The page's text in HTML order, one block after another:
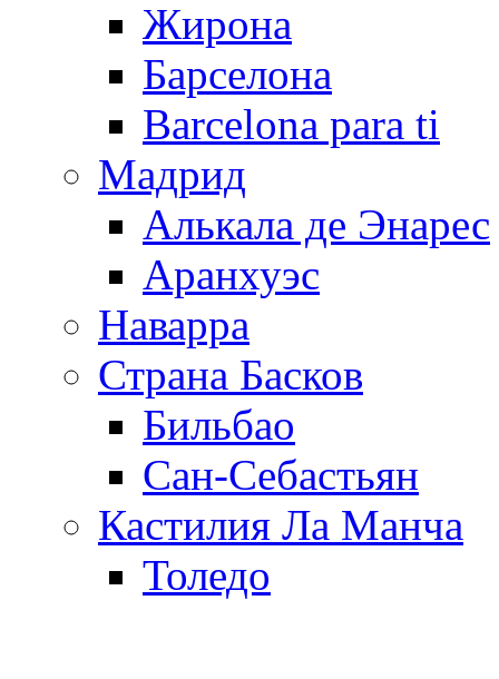
Жирона
Барселона
Barcelona para ti
Мадрид
Алькала де Энарес
Аранхуэс
Наварра
Страна Басков
Бильбао
Сан-Себастьян
Кастилия Ла Манча
Толедо